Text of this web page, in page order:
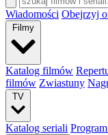
Wiadomości Obejrzyj
Filmy
Katalog filmów
filmów Zwiastuny
TV
Katalog seriali